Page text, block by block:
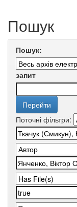
Пошук
Пошук:
запит
Поточні фільтри: